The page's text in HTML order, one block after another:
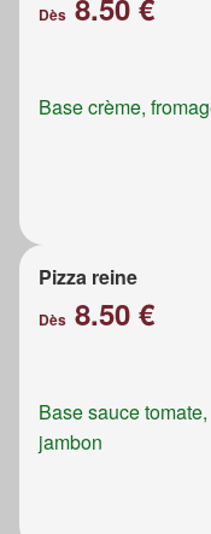
Dès 8.50 €
Base crème,
Pizza reine
Dès 8.50 €
Base sauce
jambon